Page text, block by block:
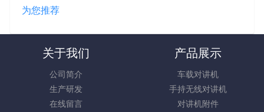
为您推荐
关于我们
公司简介
生产研发
在线留言
产品展示
车载对讲机
手持无线对讲机
对讲机附件